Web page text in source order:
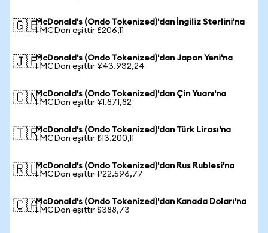
🇬🇧McDonald's (Ondo Tokenized)'dan İngiliz Sterlini'na
1 MCDon eşittir £206,11
🇯🇵McDonald's (Ondo Tokenized)'dan Japon Yeni'na
1 MCDon eşittir ¥43.932,24
🇨🇳McDonald's (Ondo Tokenized)'dan Çin Yuanı'na
1 MCDon eşittir ¥1.871,82
🇹🇷McDonald's (Ondo Tokenized)'dan Türk Lirası'na
1 MCDon eşittir ₺13.200,11
🇷🇺McDonald's (Ondo Tokenized)'dan Rus Rublesi'na
1 MCDon eşittir ₽22.596,77
🇨🇦McDonald's (Ondo Tokenized)'dan Kanada Doları'na
1 MCDon eşittir $388,73